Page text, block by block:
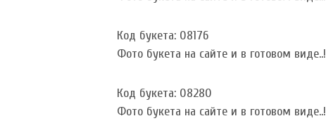
Код букета: 08176
Фото букета на сайте и в готовом виде..!
Код букета: 08280
Фото букета на сайте и в готовом виде..!